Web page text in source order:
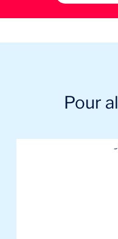
Pour